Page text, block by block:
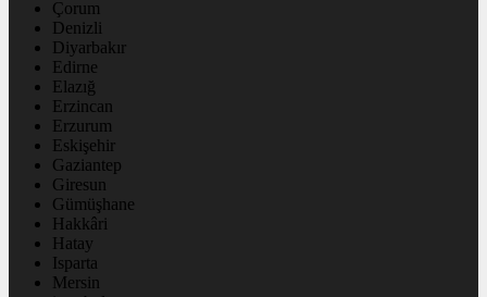
Çorum
Denizli
Diyarbakır
Edirne
Elazığ
Erzincan
Erzurum
Eskişehir
Gaziantep
Giresun
Gümüşhane
Hakkâri
Hatay
Isparta
Mersin